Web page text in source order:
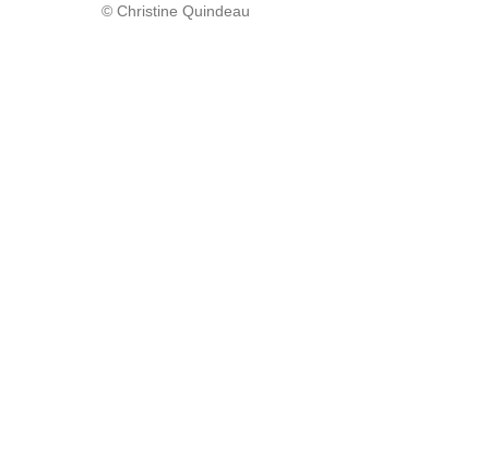
© Christine Quindeau